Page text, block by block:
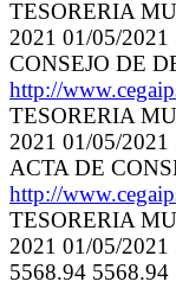
TESORERIA
2021 01/05/
CONSEJO DE
http://
TESORERIA
2021 01/05/
ACTA DE
http://
TESORERIA
2021 01/05/
5568.94